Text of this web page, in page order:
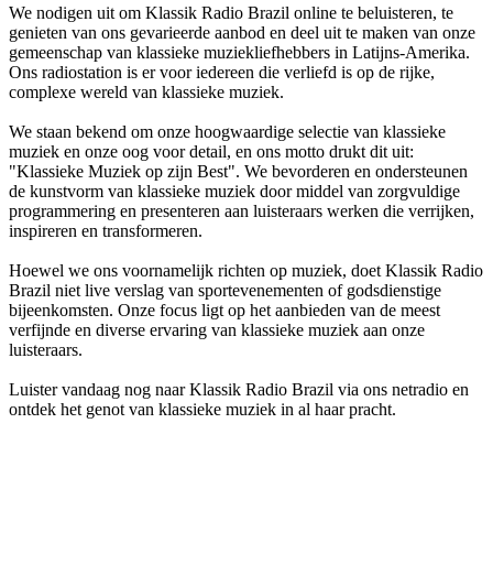
We nodigen uit om Klassik Radio Brazil online te beluisteren, te
genieten van ons gevarieerde aanbod en deel uit te maken van onze
gemeenschap van klassieke muziekliefhebbers in Latijns-Amerika.
Ons radiostation is er voor iedereen die verliefd is op de rijke,
complexe wereld van klassieke muziek.
We staan bekend om onze hoogwaardige selectie van klassieke
muziek en onze oog voor detail, en ons motto drukt dit uit:
"Klassieke Muziek op zijn Best". We bevorderen en ondersteunen
de kunstvorm van klassieke muziek door middel van zorgvuldige
programmering en presenteren aan luisteraars werken die verrijken,
inspireren en transformeren.
Hoewel we ons voornamelijk richten op muziek, doet Klassik Radio
Brazil niet live verslag van sportevenementen of godsdienstige
bijeenkomsten. Onze focus ligt op het aanbieden van de meest
verfijnde en diverse ervaring van klassieke muziek aan onze
luisteraars.
Luister vandaag nog naar Klassik Radio Brazil via ons netradio en
ontdek het genot van klassieke muziek in al haar pracht.